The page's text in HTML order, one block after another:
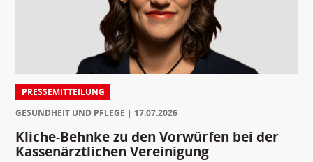
PRESSEMITTEILUNG
GESUNDHEIT UND PFLEGE
17.07.2026
Kliche-Behnke zu den Vorwürfen bei der
Kassenärztlichen Vereinigung